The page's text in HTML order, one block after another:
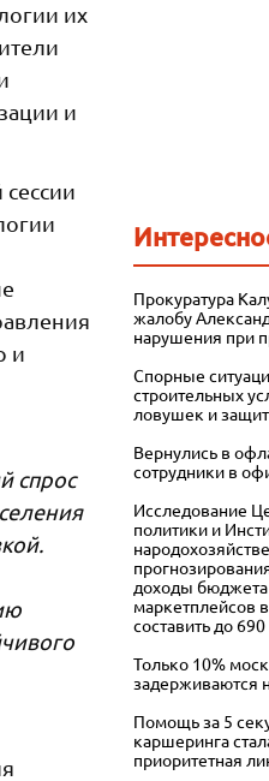
их
и
и
спрос
Прокуратура
жалобу
нарушения при
Спорные
строительных
ловушек и
Вернулись в
сотрудники в
Исследование
политики и
доходы
маркетплейсов
составить до
Только 10%
задерживаются
Помощь за 5
каршеринга
приоритетная